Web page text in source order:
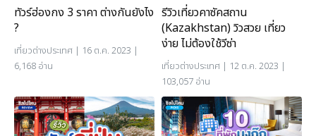
ทัวร์ฮ่องกง 3 ราคา ต่างกันยังไง
?
เที่ยวต่างประเทศ | 16 ต.ค. 2023 |
6,168 อ่าน
รีวิวเที่ยวคาซัคสถาน
(Kazakhstan) วิวสวย เที่ยว
ง่าย ไม่ต้องใช้วีซ่า
เที่ยวต่างประเทศ | 12 ต.ค. 2023 |
103,057 อ่าน